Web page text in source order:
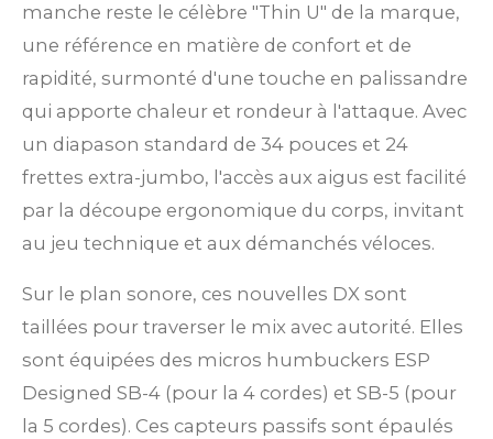
manche reste le célèbre "Thin U" de la marque,
une référence en matière de confort et de
rapidité, surmonté d'une touche en palissandre
qui apporte chaleur et rondeur à l'attaque. Avec
un diapason standard de 34 pouces et 24
frettes extra-jumbo, l'accès aux aigus est facilité
par la découpe ergonomique du corps, invitant
au jeu technique et aux démanchés véloces.
Sur le plan sonore, ces nouvelles DX sont
taillées pour traverser le mix avec autorité. Elles
sont équipées des micros humbuckers ESP
Designed SB-4 (pour la 4 cordes) et SB-5 (pour
la 5 cordes). Ces capteurs passifs sont épaulés